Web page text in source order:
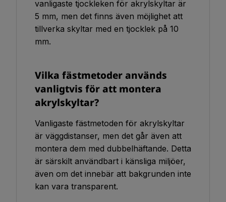
vanligaste tjockleken för akrylskyltar är
5 mm, men det finns även möjlighet att
tillverka skyltar med en tjocklek på 10
mm.
Vilka fästmetoder används
vanligtvis för att montera
akrylskyltar?
Vanligaste fästmetoden för akrylskyltar
är väggdistanser, men det går även att
montera dem med dubbelhäftande. Detta
är särskilt användbart i känsliga miljöer,
även om det innebär att bakgrunden inte
kan vara transparent.